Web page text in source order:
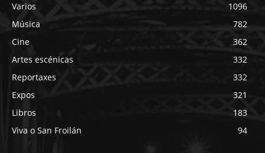
Varios
1096
Música
782
Cine
362
Artes escénicas
332
Reportaxes
332
Expos
321
Libros
183
Viva o San Froilán
94